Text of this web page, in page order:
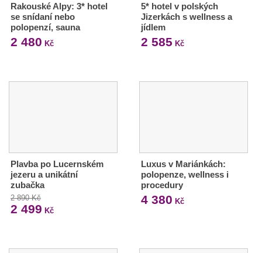
Rakouské Alpy: 3* hotel
se snídaní nebo
polopenzí, sauna
2 480 Kč
5* hotel v polských
Jizerkách s wellness a
jídlem
2 585 Kč
Plavba po Lucernském
jezeru a unikátní
zubačka
2 890 Kč
2 499 Kč
Luxus v Mariánkách:
polopenze, wellness i
procedury
4 380 Kč